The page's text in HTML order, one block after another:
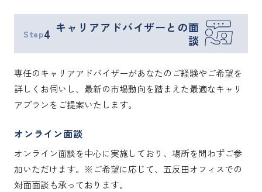
Step4 キャリアアドバイザーとの面
談
専任のキャリアアドバイザーがあなたのご経験やご希望を
詳しくお伺いし、最新の市場動向を踏まえた最適なキャリ
アプランをご提案いたします。
オンライン面談
オンライン面談を中心に実施しており、場所を問わずご参
加いただけます。※ご希望に応じて、五反田オフィスでの
対面面談も承っております。